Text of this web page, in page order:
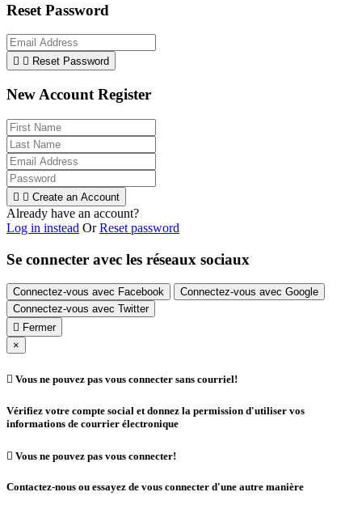
Reset Password
  Reset Password
New Account Register
  Create an Account
Already have an account?
Log in instead OrReset password
Se connecter avec les réseaux sociaux
Connectez-vous avec Facebook
Connectez-vous avec Google
Connectez-vous avec Twitter
 Fermer
×
 Vous ne pouvez pas vous connecter sans courriel!
Vérifiez votre compte social et donnez la permission d'utiliser vos
informations de courrier électronique
 Vous ne pouvez pas vous connecter!
Contactez-nous ou essayez de vous connecter d'une autre manière